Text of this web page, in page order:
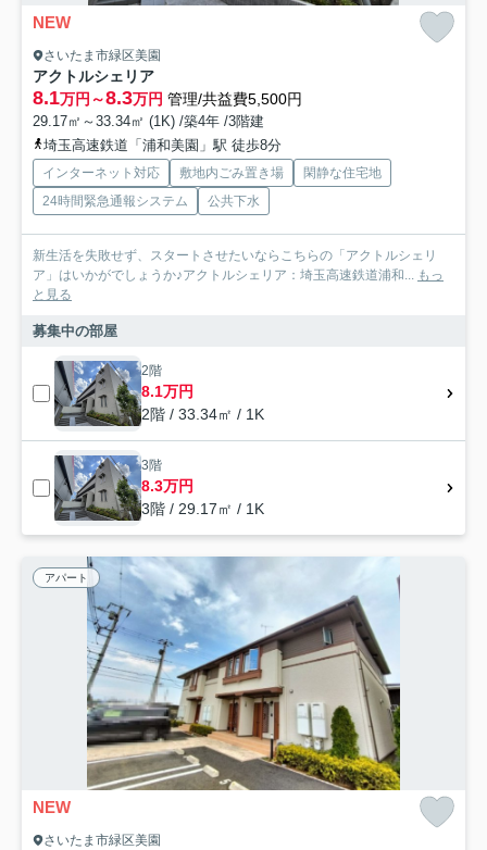
NEW
さいたま市緑区美園
アクトルシェリア
8.1万円～8.3万円 管理/共益費5,500円
29.17㎡～33.34㎡ (1K) /築4年 /3階建
埼玉高速鉄道「浦和美園」駅 徒歩8分
インターネット対応 敷地内ごみ置き場
閑静な住宅地
24時間緊急通報システム
公共下水
新生活を失敗せず、スタートさせたいならこちらの「アクトルシェリ
ア」はいかがでしょうか♪アクトルシェリア：埼玉高速鉄道浦和... もっ
と見る
募集中の部屋
2階
8.1万円
2階 / 33.34㎡ / 1K
3階
8.3万円
3階 / 29.17㎡ / 1K
アパート
NEW
さいたま市緑区美園